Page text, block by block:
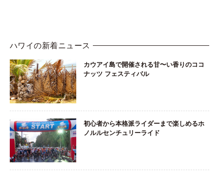
ハワイの新着ニュース
カウアイ島で開催される甘〜い香りのココ
ナッツ フェスティバル
初心者から本格派ライダーまで楽しめるホ
ノルルセンチュリーライド